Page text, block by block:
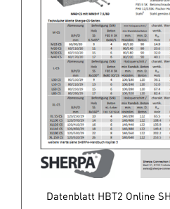
Datenblatt HBT2 Online